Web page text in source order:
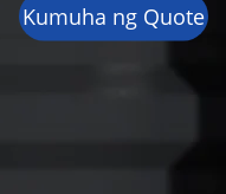
Kumuha ng Quote